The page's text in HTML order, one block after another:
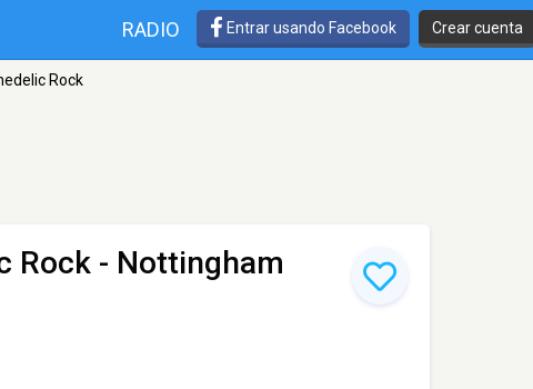
RADIO Entrar usando Facebook Crear cuenta
Rock
Rock - Nottingham